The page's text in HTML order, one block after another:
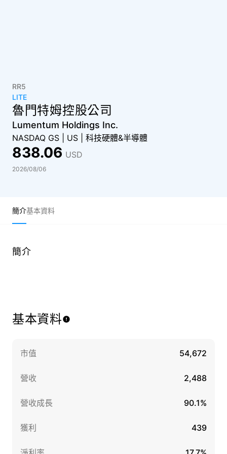
RR5
LITE
魯門特姆控股公司
Lumentum Holdings Inc.
NASDAQ GS US 科技硬體&半導體
838.06 USD
2026/08/06
簡介基本資料
簡介
基本資料
市值 54,672
營收 2,488
營收成長 90.1%
獲利 439